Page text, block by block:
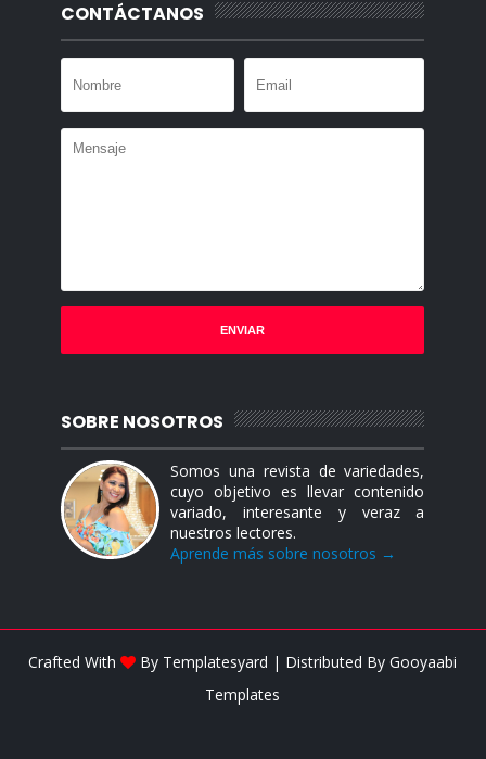
CONTÁCTANOS
SOBRE NOSOTROS
Somos una revista de variedades,
cuyo objetivo es llevar contenido
variado, interesante y veraz a
nuestros lectores.
Aprende más sobre nosotros →
Crafted With By Templatesyard | Distributed ByGooyaabi
Templates